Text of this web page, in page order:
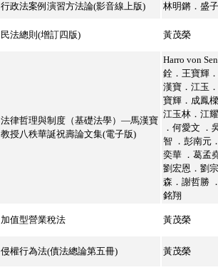
行政法案例演習方法論(影音線上版) 林明鏘．盛
民法總則(增訂四版) 黃茂榮
法律哲理與制度（基礎法學）—馬漢寶
教授八秩華誕祝壽論文集(電子版)
Harro von
銓．王寶輝
漢寶．江玉
寶輝．成鳳
江玉林．江
．何愛文 ．
智 ．彭南元
奕華 ．葛孟
劉宏恩．劉
森．謝哲勝
銘翔
加值型營業稅法 黃茂榮
侵權行為法(債法總論第五冊) 黃茂榮